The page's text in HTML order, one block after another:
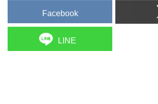
Facebook
LINE